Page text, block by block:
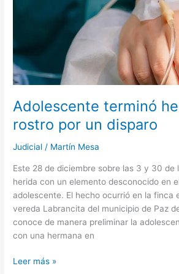
Adolescente terminó
rostro por un disparo
Judicial / Martín Mesa
Este 28 de diciembre sobre las 3 y 30 de
herida con un elemento desconocido en
adolescente. El hecho ocurrió en la finca
vereda Labrancita del municipio de Paz
conoce de manera preliminar la
con una hermana en
rostro
por
un
disparo
Leer más »